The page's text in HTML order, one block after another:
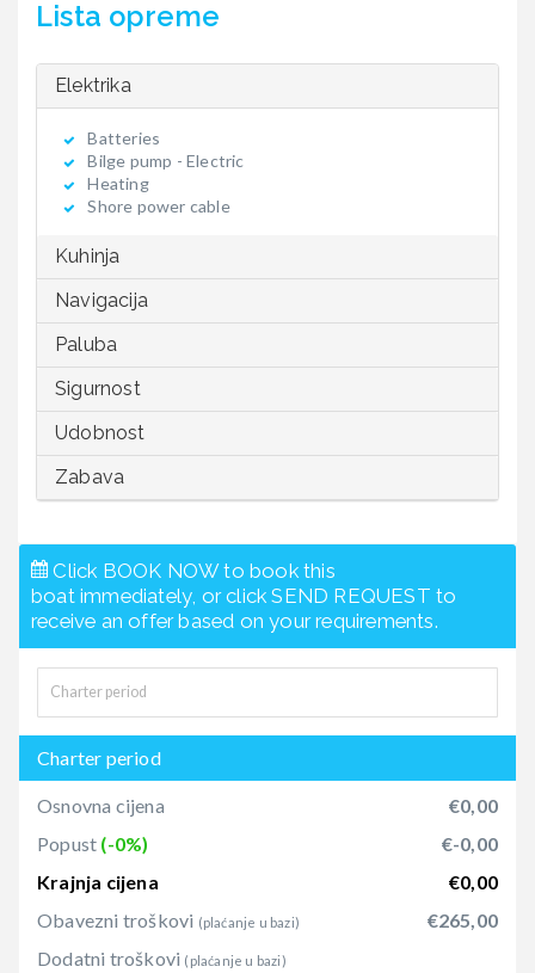
Lista opreme
Elektrika
Batteries
Bilge pump - Electric
Heating
Shore power cable
Kuhinja
Navigacija
Paluba
Sigurnost
Udobnost
Zabava
Click BOOK NOW to book this
boat immediately, or click SEND REQUEST to
receive an offer based on your requirements.
Charter period
Osnovna cijena
€0,00
Popust (-0%)
€-0,00
Krajnja cijena
€0,00
Obavezni troškovi (plaćanje u bazi)
€265,00
Dodatni troškovi (plaćanje u bazi)